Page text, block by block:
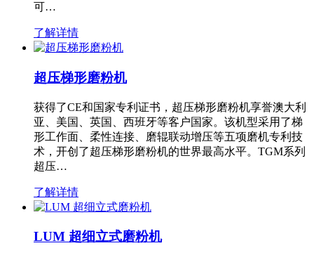
可…
了解详情
超压梯形磨粉机
获得了CE和国家专利证书，超压梯形磨粉机享誉澳大利
亚、美国、英国、西班牙等客户国家。该机型采用了梯
形工作面、柔性连接、磨辊联动增压等五项磨机专利技
术，开创了超压梯形磨粉机的世界最高水平。TGM系列
超压…
了解详情
LUM 超细立式磨粉机